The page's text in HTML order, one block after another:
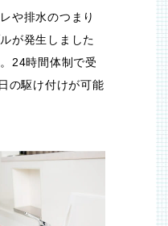
や排水のつまり
が発生しました
24時間体制で受
の駆け付けが可能